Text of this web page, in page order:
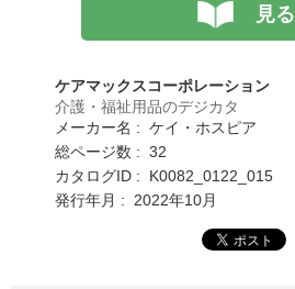
見る
ケアマックスコーポレーション
介護・福祉用品のデジカタ
メーカー名 : ケイ・ホスピア
総ページ数 : 32
カタログID : K0082_0122_015
発行年月 : 2022年10月